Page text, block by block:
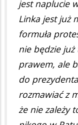
jest naplucie
Linka jest już
formuła
nie będzie już
prawem, ale
do
rozmawiać z
że nie zależy